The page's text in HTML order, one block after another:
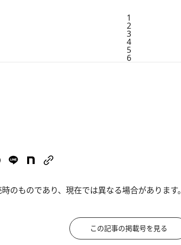
1
2
3
4
5
6
のものであり、現在では異なる場合があります。
この記事の掲載号を見る